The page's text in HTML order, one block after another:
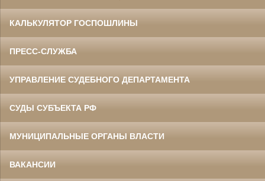
КАЛЬКУЛЯТОР ГОСПОШЛИНЫ
ПРЕСС-СЛУЖБА
УПРАВЛЕНИЕ СУДЕБНОГО ДЕПАРТАМЕНТА
СУДЫ СУБЪЕКТА РФ
МУНИЦИПАЛЬНЫЕ ОРГАНЫ ВЛАСТИ
ВАКАНСИИ